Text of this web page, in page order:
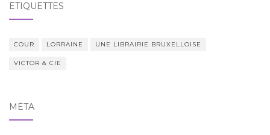
ÉTIQUETTES
COUR LORRAINE UNE LIBRAIRIE BRUXELLOISE
VICTOR & CIE
MÉTA